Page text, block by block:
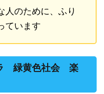
人のために、ふり
ています
緑黄色社会 楽